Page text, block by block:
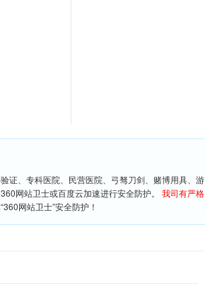
证、专科医院、民营医院、弓驽刀剑、赌博用具、游
网站卫士或百度云加速进行安全防护。 我司有严格
网站卫士”安全防护！